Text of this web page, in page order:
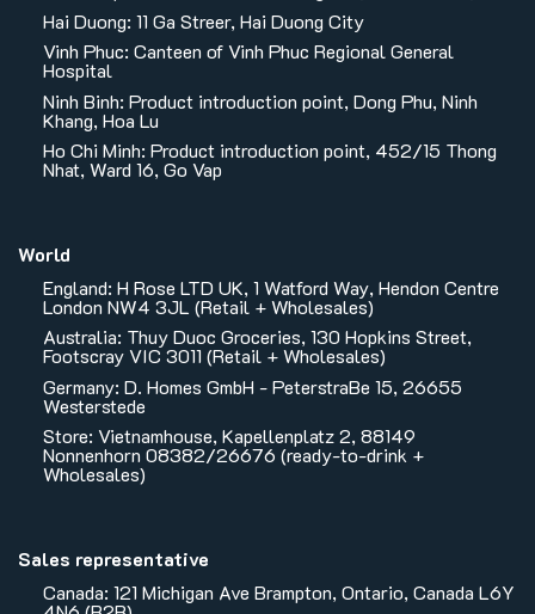
Hai Duong: 11 Ga Streer, Hai Duong City
Vinh Phuc: Canteen of Vinh Phuc Regional General
Hospital
Ninh Binh: Product introduction point, Dong Phu, Ninh
Khang, Hoa Lu
Ho Chi Minh: Product introduction point, 452/15 Thong
Nhat, Ward 16, Go Vap
World
England: H Rose LTD UK, 1 Watford Way, Hendon Centre
London NW4 3JL (Retail + Wholesales)
Australia: Thuy Duoc Groceries, 130 Hopkins Street,
Footscray VIC 3011 (Retail + Wholesales)
Germany: D. Homes GmbH - PeterstraBe 15, 26655
Westerstede
Store: Vietnamhouse, Kapellenplatz 2, 88149
Nonnenhorn 08382/26676 (ready-to-drink +
Wholesales)
Sales representative
Canada: 121 Michigan Ave Brampton, Ontario, Canada L6Y